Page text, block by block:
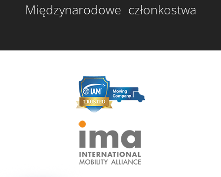
Międzynarodowe członkostwa